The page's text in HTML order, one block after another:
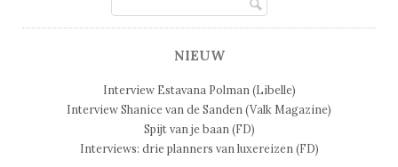
NIEUW
Interview Estavana Polman (Libelle)
Interview Shanice van de Sanden (Valk Magazine)
Spijt van je baan (FD)
Interviews: drie planners van luxereizen (FD)